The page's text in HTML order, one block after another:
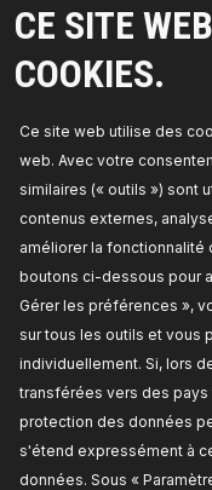
CE SITE
COOKIES.
Ce site web utilise des
web. Avec votre
similaires (« outils ») sont
contenus externes,
améliorer la fonctionnalité
boutons ci-dessous pour
Gérer les préférences »,
sur tous les outils et vous
individuellement. Si, lors
transférées vers des pays
protection des données
s'étend expressément à
données. Sous «
de